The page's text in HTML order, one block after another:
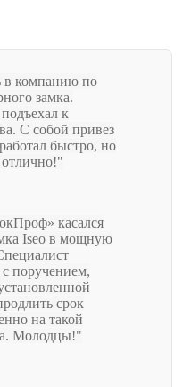
в компанию по
замка.
к
С собой привез
быстро, но
касался
Iseo в мощную
поручением,
срок
на такой
Молодцы!